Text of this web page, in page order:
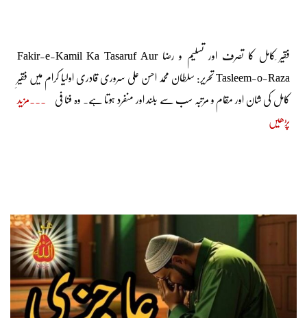
فقیر ِکامل کا تصرف اور تسلیم و رضا Fakir-e-Kamil Ka Tasaruf Aur
Tasleem-o-Raza تحریر: سلطان محمد احسن علی سروری قادری اولیا کرام میں فقیرِ
کامل کی شان اور مقام و مرتبہ سب سے بلند اور منفرد ہوتا ہے۔ وہ فنا فی مزید
پڑھیں